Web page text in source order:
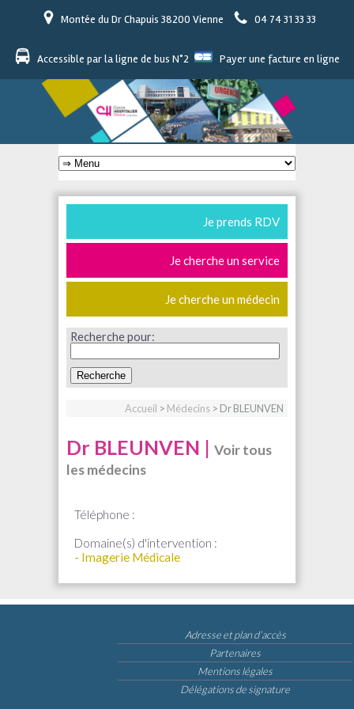
Montée du Dr Chapuis 38200 Vienne 04 74 31 33 33
Accessible par la ligne de bus N°2 Payer une facture en ligne
Je prends RDV
Je cherche un service
Je cherche un médecin
Recherche pour:
Accueil > Médecins > Dr BLEUNVEN
Dr BLEUNVEN | Voir tous
les médecins
Téléphone :
Domaine(s) d'intervention :
- Imagerie Médicale
Adresse et plan d’accès
Partenaires
Mentions légales
Délégations de signature